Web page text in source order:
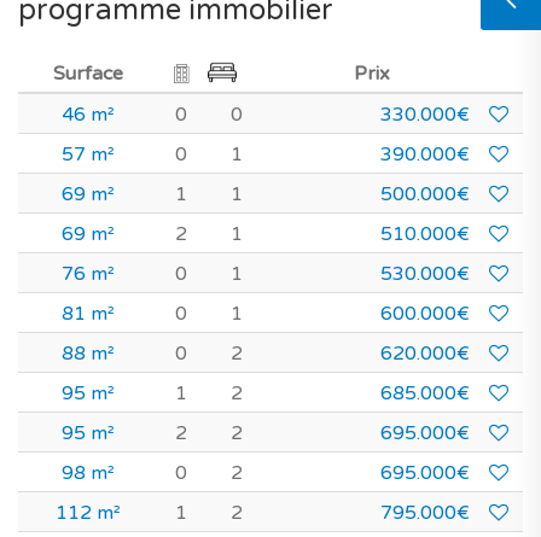
programme immobilier
Surface
Prix
46 m²
0 0
330.000€
57 m²
0 1
390.000€
69 m²
1 1
500.000€
69 m²
2 1
510.000€
76 m²
0 1
530.000€
81 m²
0 1
600.000€
88 m²
0 2
620.000€
95 m²
1 2
685.000€
95 m²
2 2
695.000€
98 m²
0 2
695.000€
112 m²
1 2
795.000€